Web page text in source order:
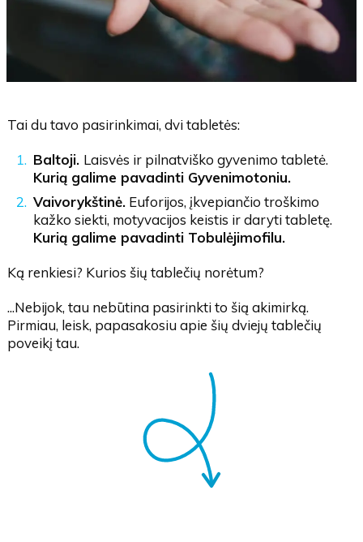
Tai du tavo pasirinkimai, dvi tabletės:
Baltoji. Laisvės ir pilnatviško gyvenimo tabletė.
Kurią galime pavadinti Gyvenimotoniu.
Vaivorykštinė. Euforijos, įkvepiančio troškimo
kažko siekti, motyvacijos keistis ir daryti tabletę.
Kurią galime pavadinti Tobulėjimofilu.
Ką renkiesi? Kurios šių tablečių norėtum?
...Nebijok, tau nebūtina pasirinkti to šią akimirką.
Pirmiau, leisk, papasakosiu apie šių dviejų tablečių
poveikį tau.